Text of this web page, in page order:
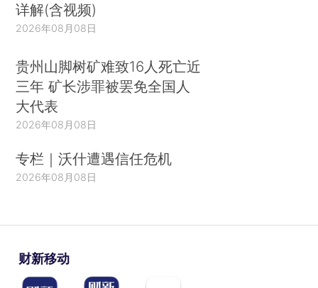
详解(含视频)
2026年08月08日
贵州山脚树矿难致16人死亡近
三年 矿长涉罪被罢免全国人
大代表
2026年08月08日
专栏｜沃什遭遇信任危机
2026年08月08日
财新移动